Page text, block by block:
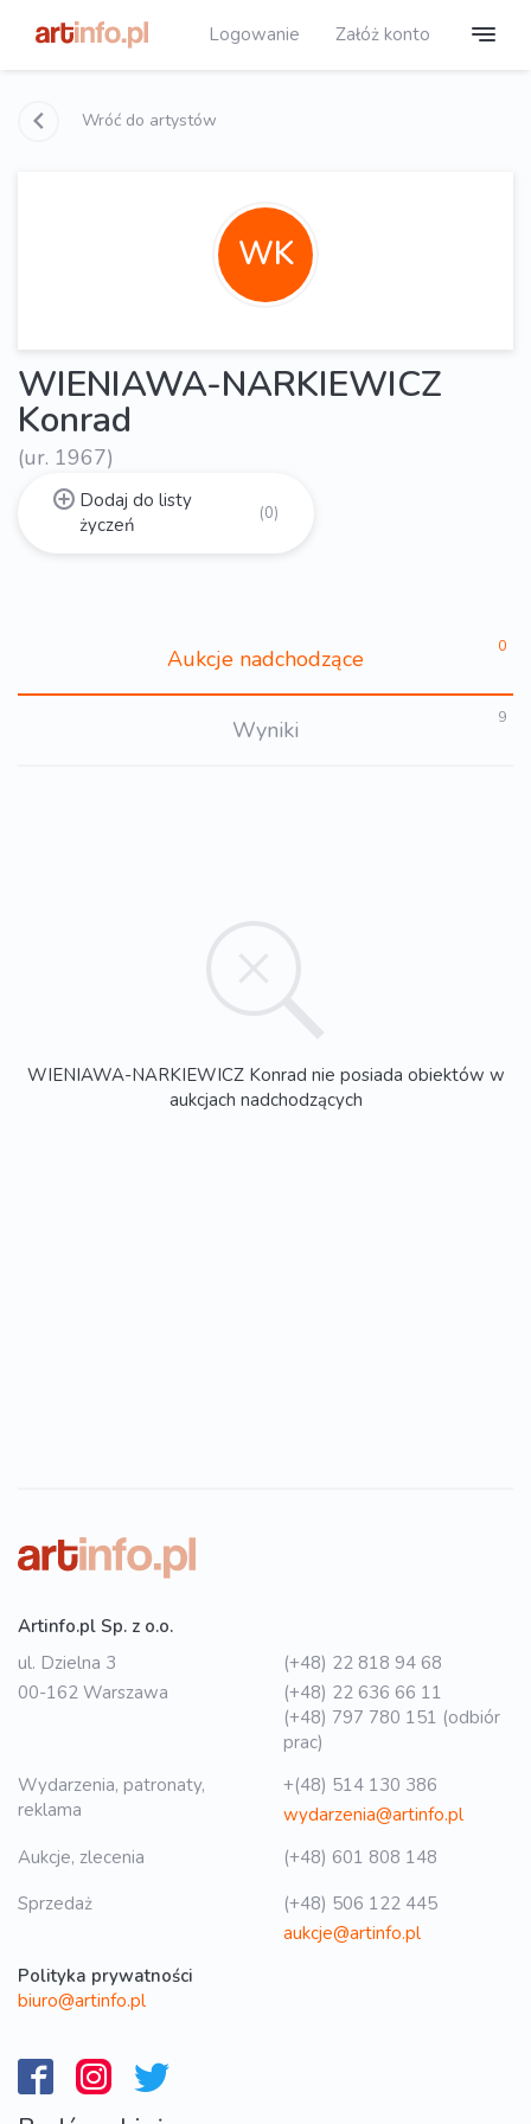
Logowanie Załóż konto
Wróć do artystów
WK
WIENIAWA-NARKIEWICZ
Konrad
(ur. 1967)
Dodaj do listy
życzeń
(0)
Aukcje nadchodzące 0
Wyniki 9
WIENIAWA-NARKIEWICZ Konrad nie posiada obiektów w
aukcjach nadchodzących
Artinfo.pl Sp. z o.o.
ul. Dzielna 3
00-162 Warszawa
(+48) 22 818 94 68
(+48) 22 636 66 11
(+48) 797 780 151 (odbiór
prac)
Wydarzenia, patronaty,
reklama
+(48) 514 130 386
wydarzenia@artinfo.pl
Aukcje, zlecenia
(+48) 601 808 148
Sprzedaż
(+48) 506 122 445
aukcje@artinfo.pl
Polityka prywatności
biuro@artinfo.pl